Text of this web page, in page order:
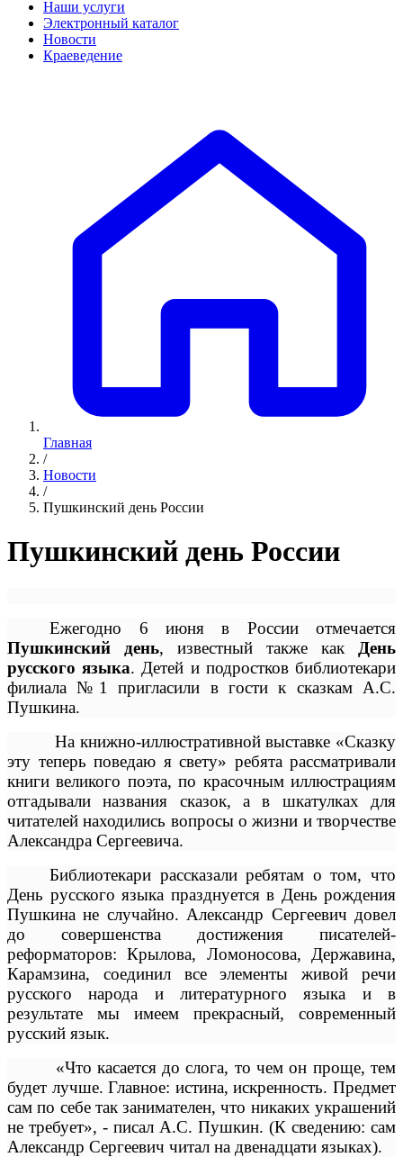
Наши услуги
Электронный каталог
Новости
Краеведение
Главная
/
Новости
/
Пушкинский день России
Пушкинский день России
Ежегодно 6 июня в России отмечается
Пушкинский день, известный также как День
русского языка. Детей и подростков библиотекари
филиала №1 пригласили в гости к сказкам А.С.
Пушкина.
На книжно-иллюстративной выставке «Сказку
эту теперь поведаю я свету» ребята рассматривали
книги великого поэта, по красочным иллюстрациям
отгадывали названия сказок, а в шкатулках для
читателей находились вопросы о жизни и творчестве
Александра Сергеевича.
Библиотекари рассказали ребятам о том, что
День русского языка празднуется в День рождения
Пушкина не случайно. Александр Сергеевич довел
до совершенства достижения писателей-
реформаторов: Крылова, Ломоносова, Державина,
Карамзина, соединил все элементы живой речи
русского народа и литературного языка и в
результате мы имеем прекрасный, современный
русский язык.
«Что касается до слога, то чем он проще, тем
будет лучше. Главное: истина, искренность. Предмет
сам по себе так занимателен, что никаких украшений
не требует», - писал А.С. Пушкин. (К сведению: сам
Александр Сергеевич читал на двенадцати языках).